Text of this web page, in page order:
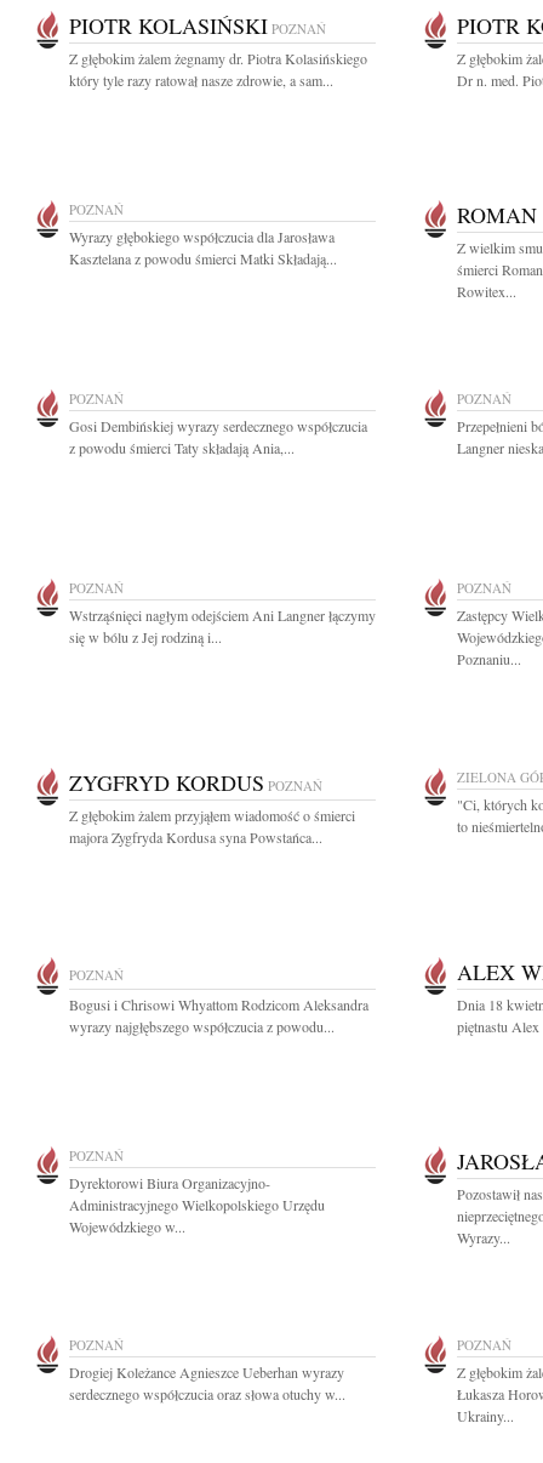
PIOTR KOLASIŃSKI POZNAŃ
Z głębokim żalem żegnamy dr. Piotra Kolasińskiego
który tyle razy ratował nasze zdrowie, a sam...
PIOTR
Z głębokim
Dr n. med.
POZNAŃ
Wyrazy głębokiego współczucia dla Jarosława
Kasztelana z powodu śmierci Matki Składają...
ROMAN
Z wielkim
śmierci
Rowitex...
POZNAŃ
Gosi Dembińskiej wyrazy serdecznego współczucia
z powodu śmierci Taty składają Ania,...
POZNAŃ
Przepełnieni
Langner
POZNAŃ
Wstrząśnięci nagłym odejściem Ani Langner łączymy
się w bólu z Jej rodziną i...
POZNAŃ
Zastępcy
Poznaniu...
ZYGFRYD KORDUS POZNAŃ
Z głębokim żalem przyjąłem wiadomość o śmierci
majora Zygfryda Kordusa syna Powstańca...
ZIELONA
"Ci, których
to
POZNAŃ
Bogusi i Chrisowi Whyattom Rodzicom Aleksandra
wyrazy najgłębszego współczucia z powodu...
ALEX
Dnia 18
piętnastu Alex
POZNAŃ
Dyrektorowi Biura Organizacyjno-
Administracyjnego Wielkopolskiego Urzędu
Wojewódzkiego w...
Pozostawił
Wyrazy...
POZNAŃ
Drogiej Koleżance Agnieszce Ueberhan wyrazy
serdecznego współczucia oraz słowa otuchy w...
POZNAŃ
Z głębokim
Łukasza
Ukrainy...